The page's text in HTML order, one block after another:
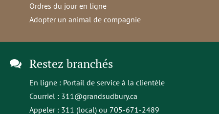
Ordres du jour en ligne
Adopter un animal de compagnie
Restez branchés
En ligne : Portail de service à la clientèle
Courriel : 311@grandsudbury.ca
Appeler : 311 (local) ou 705-671-2489